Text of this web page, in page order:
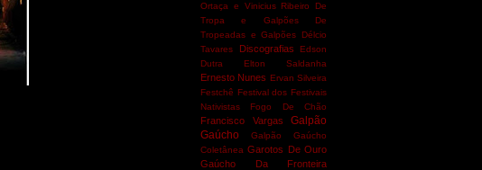
Ortaça e Vinicius Ribeiro
De
Tropa e Galpões
De
Tropeadas e Galpões
Délcio
Tavares
Discografias
Edson
Dutra
Elton Saldanha
Ernesto Nunes Ervan Silveira
Festchê Festival dos Festivais
Nativistas
Fogo De Chão
Francisco Vargas
Galpão
Gaúcho
Galpão Gaúcho
Coletânea Garotos De Ouro
Gaúcho Da Fronteira